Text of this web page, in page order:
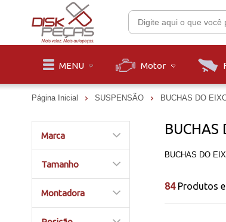
MENU Motor
Página Inicial SUSPENSÃO BUCHAS DO
Marca
Tamanho
Montadora
BUCHAS
BUCHAS DO
84 Produtos